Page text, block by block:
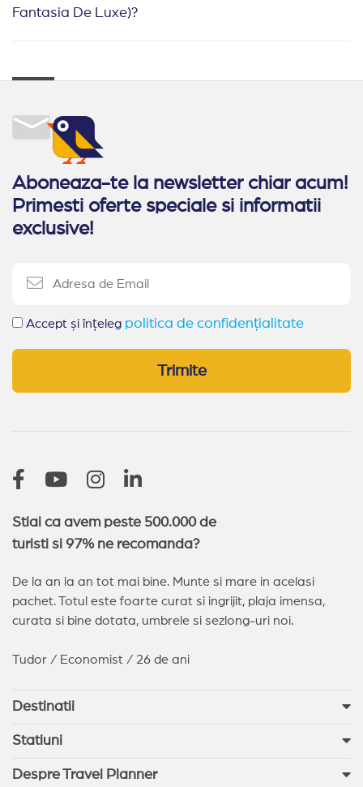
Fantasia De Luxe)?
Aboneaza-te la newsletter chiar acum!
Primesti oferte speciale si informatii
exclusive!
Accept și înțeleg politica de confidențialitate
Trimite
Stiai ca avem peste 500.000 de
turisti si 97% ne recomanda?
De la an la an tot mai bine. Munte si mare in acelasi
pachet. Totul este foarte curat si ingrijit, plaja imensa,
curata si bine dotata, umbrele si sezlong-uri noi.
Tudor / Economist / 26 de ani
Destinatii
Statiuni
Despre Travel Planner